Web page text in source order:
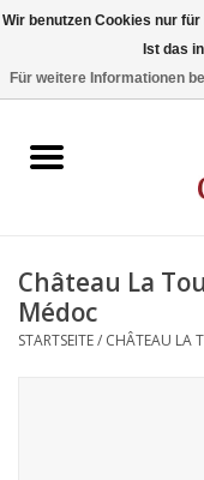
Stil
Château La
Médoc
STARTSEITE/ CHÂTEAU LA
Wir benutzen Cookies nur
Ist das
Für weitere Informationen